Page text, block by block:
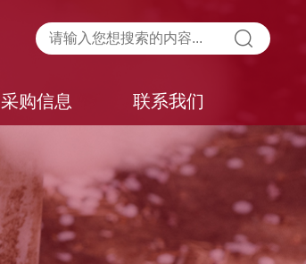
采购信息 联系我们